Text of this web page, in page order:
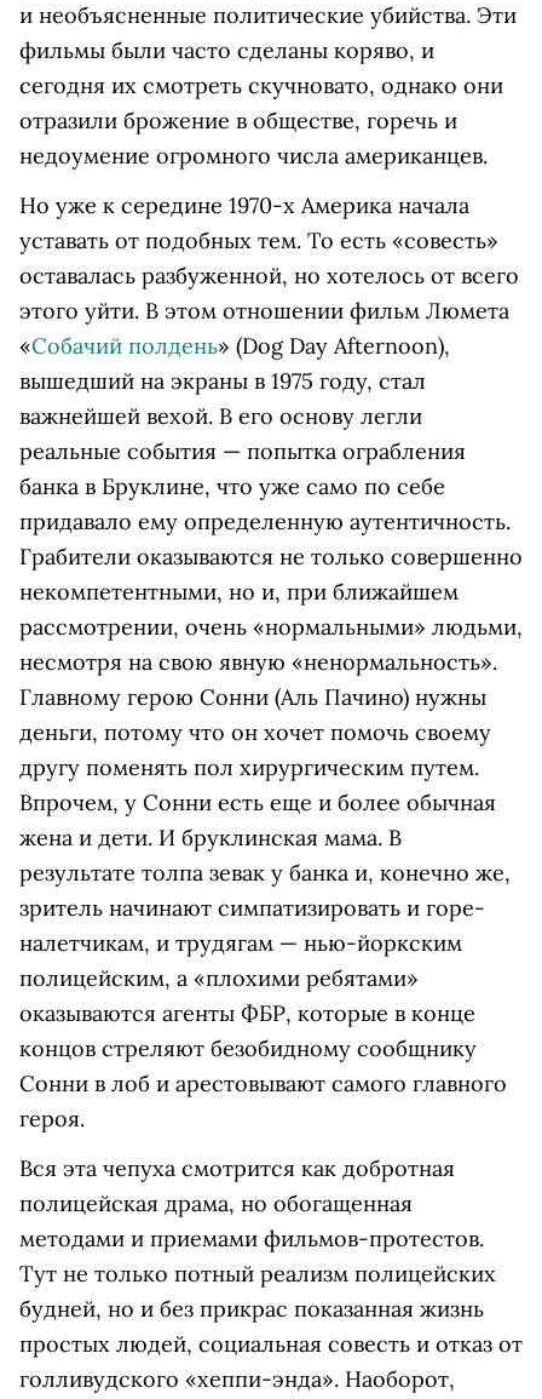
и необъясненные политические убийства. Эти
фильмы были часто сделаны коряво, и
сегодня их смотреть скучновато, однако они
отразили брожение в обществе, горечь и
недоумение огромного числа американцев.
Но уже к середине 1970-х Америка начала
уставать от подобных тем. То есть «совесть»
оставалась разбуженной, но хотелось от всего
этого уйти. В этом отношении фильм Люмета
«Собачий полдень» (Dog Day Afternoon),
вышедший на экраны в 1975 году, стал
важнейшей вехой. В его основу легли
реальные события — попытка ограбления
банка в Бруклине, что уже само по себе
придавало ему определенную аутентичность.
Грабители оказываются не только совершенно
некомпетентными, но и, при ближайшем
рассмотрении, очень «нормальными» людьми,
несмотря на свою явную «ненормальность».
Главному герою Сонни (Аль Пачино) нужны
деньги, потому что он хочет помочь своему
другу поменять пол хирургическим путем.
Впрочем, у Сонни есть еще и более обычная
жена и дети. И бруклинская мама. В
результате толпа зевак у банка и, конечно же,
зритель начинают симпатизировать и горе-
налетчикам, и трудягам — нью-йоркским
полицейским, а «плохими ребятами»
оказываются агенты ФБР, которые в конце
концов стреляют безобидному сообщнику
Сонни в лоб и арестовывают самого главного
героя.
Вся эта чепуха смотрится как добротная
полицейская драма, но обогащенная
методами и приемами фильмов-протестов.
Тут не только потный реализм полицейских
будней, но и без прикрас показанная жизнь
простых людей, социальная совесть и отказ от
голливудского «хеппи-энда». Наоборот,